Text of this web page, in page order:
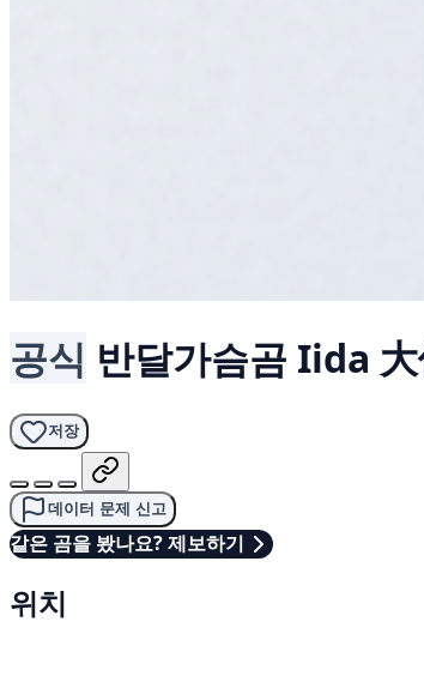
공식 반달가슴곰 Iida
저장
데이터 문제 신고
같은 곰을 봤나요? 제보하기
위치